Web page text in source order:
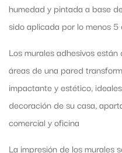
humedad y pintada a base
sido aplicada por lo menos
Los murales adhesivos
áreas de una pared
impactante y estético,
decoración de su casa,
comercial y oficina
La impresión de los murales